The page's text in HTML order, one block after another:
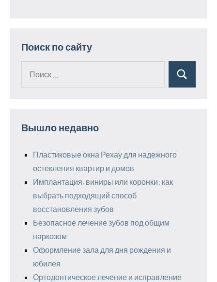
Поиск по сайту
Поиск
Вышло недавно
Пластиковые окна Рехау для надежного
остекления квартир и домов
Имплантация, виниры или коронки: как
выбрать подходящий способ
восстановления зубов
Безопасное лечение зубов под общим
наркозом
Оформление зала для дня рождения и
юбилея
Ортодонтическое лечение и исправление